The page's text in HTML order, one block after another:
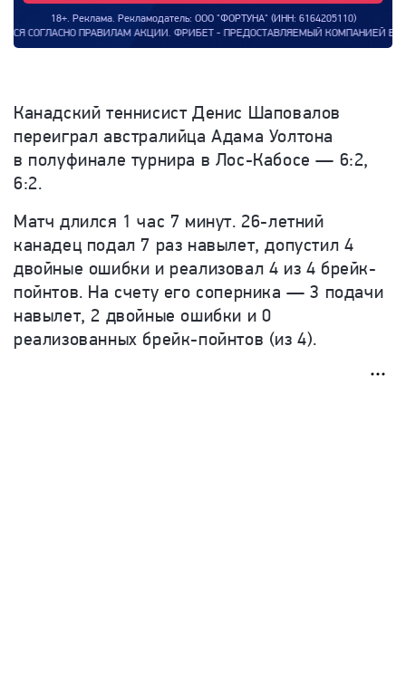
18+. Реклама. Рекламодатель: ООО "ФОРТУНА" (ИНН: 6164205110)
ПРАВИЛАМ АКЦИИ. ФРИБЕТ - ПРЕДОСТАВЛЯЕМЫЙ КОМПАНИЕЙ БОНУС,
Канадский теннисист Денис Шаповалов
переиграл австралийца Адама Уолтона
в полуфинале турнира в Лос-Кабосе — 6:2,
6:2.
Матч длился 1 час 7 минут. 26-летний
канадец подал 7 раз навылет, допустил 4
двойные ошибки и реализовал 4 из 4 брейк-
пойнтов. На счету его соперника — 3 подачи
навылет, 2 двойные ошибки и 0
реализованных брейк-пойнтов (из 4).